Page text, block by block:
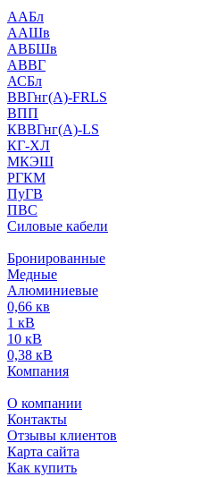
ААБл
ААШв
АВБШв
АВВГ
АСБл
ВВГнг(А)-FRLS
ВПП
КВВГнг(А)-LS
КГ-ХЛ
МКЭШ
РГКМ
ПуГВ
ПВС
Силовые кабели
Бронированные
Медные
Алюминиевые
0,66 кв
1 кВ
10 кВ
0,38 кВ
Компания
О компании
Контакты
Отзывы клиентов
Карта сайта
Как купить